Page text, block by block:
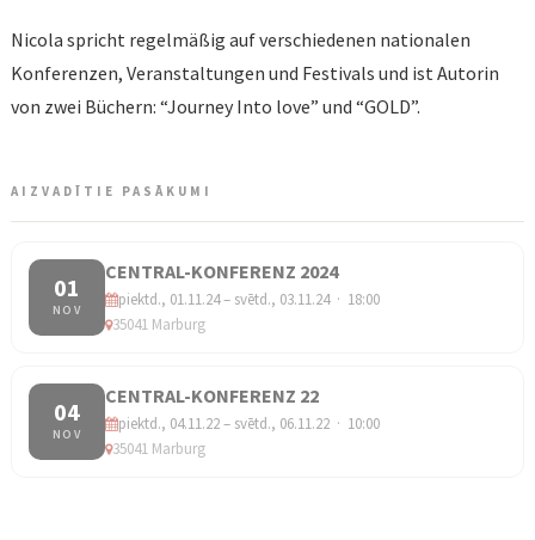
Nicola spricht regelmäßig auf verschiedenen nationalen
Konferenzen, Veranstaltungen und Festivals und ist Autorin
von zwei Büchern: “Journey Into love” und “GOLD”.
AIZVADĪTIE PASĀKUMI
01
NOV
CENTRAL-KONFERENZ 2024
piektd., 01.11.24 – svētd., 03.11.24 · 18:00
35041 Marburg
04
NOV
CENTRAL-KONFERENZ 22
piektd., 04.11.22 – svētd., 06.11.22 · 10:00
35041 Marburg